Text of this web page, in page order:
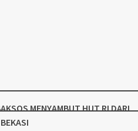
MENYAMBUT HUT RI DARI